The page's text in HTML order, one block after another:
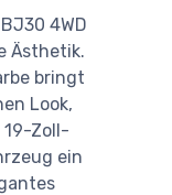
4WD
Ästhetik.
bringt
Look,
Zoll-
ein